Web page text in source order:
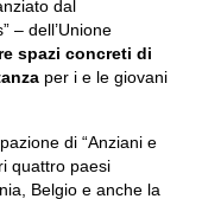
dal
– dell’Unione
spazi concreti di
per i e le giovani
di “Anziani e
quattro paesi
Belgio e anche la